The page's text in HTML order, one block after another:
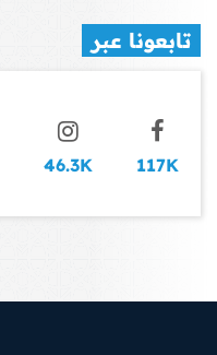
تابعونا عبر
117K
46.3K